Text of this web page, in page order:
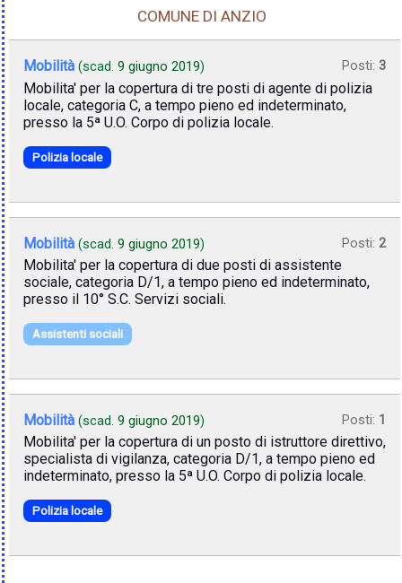
COMUNE DI ANZIO
Mobilità (scad. 9 giugno 2019) Posti: 3
Mobilita' per la copertura di tre posti di agente di polizia
locale, categoria C, a tempo pieno ed indeterminato,
presso la 5ª U.O. Corpo di polizia locale.
Polizia locale
Mobilità (scad. 9 giugno 2019) Posti: 2
Mobilita' per la copertura di due posti di assistente
sociale, categoria D/1, a tempo pieno ed indeterminato,
presso il 10° S.C. Servizi sociali.
Assistenti sociali
Mobilità (scad. 9 giugno 2019) Posti: 1
Mobilita' per la copertura di un posto di istruttore direttivo,
specialista di vigilanza, categoria D/1, a tempo pieno ed
indeterminato, presso la 5ª U.O. Corpo di polizia locale.
Polizia locale